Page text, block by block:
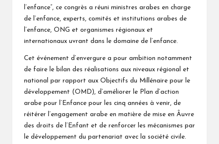
l’enfance”, ce congrès a réuni ministres arabes en charge
de l’enfance, experts, comités et institutions arabes de
l’enfance, ONG et organismes régionaux et
internationaux uvrant dans le domaine de l’enfance.
Cet événement d’envergure a pour ambition notamment
de faire le bilan des réalisations aux niveaux régional et
national par rapport aux Objectifs du Millénaire pour le
développement (OMD), d’améliorer le Plan d’action
arabe pour l’Enfance pour les cinq années à venir, de
réitérer l’engagement arabe en matière de mise en Âuvre
des droits de l’Enfant et de renforcer les mécanismes par
le développement du partenariat avec la société civile.